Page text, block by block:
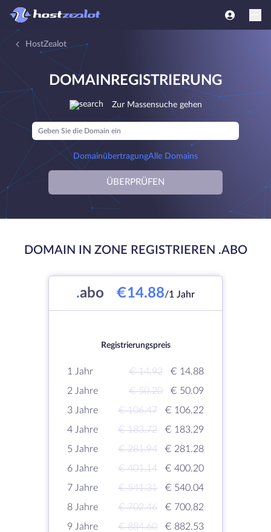
HostZealot
DOMAINREGISTRIERUNG
Zur Massensuche gehen
DomainübertragungAlle Domains
ÜBERPRÜFEN
DOMAIN IN ZONE REGISTRIEREN .ABO
.abo €14.88/1 Jahr
Registrierungspreis
1 Jahr € 14.92
€ 14.88
2 Jahre
€ 50.20
€ 50.09
3 Jahre
€ 106.47
€ 106.22
4 Jahre
€ 183.72
€ 183.29
5 Jahre
€ 281.94
€ 281.28
6 Jahre
€ 401.14
€ 400.20
7 Jahre
€ 541.31
€ 540.04
8 Jahre
€ 702.46
€ 700.82
9 Jahre
€ 884.60
€ 882.53